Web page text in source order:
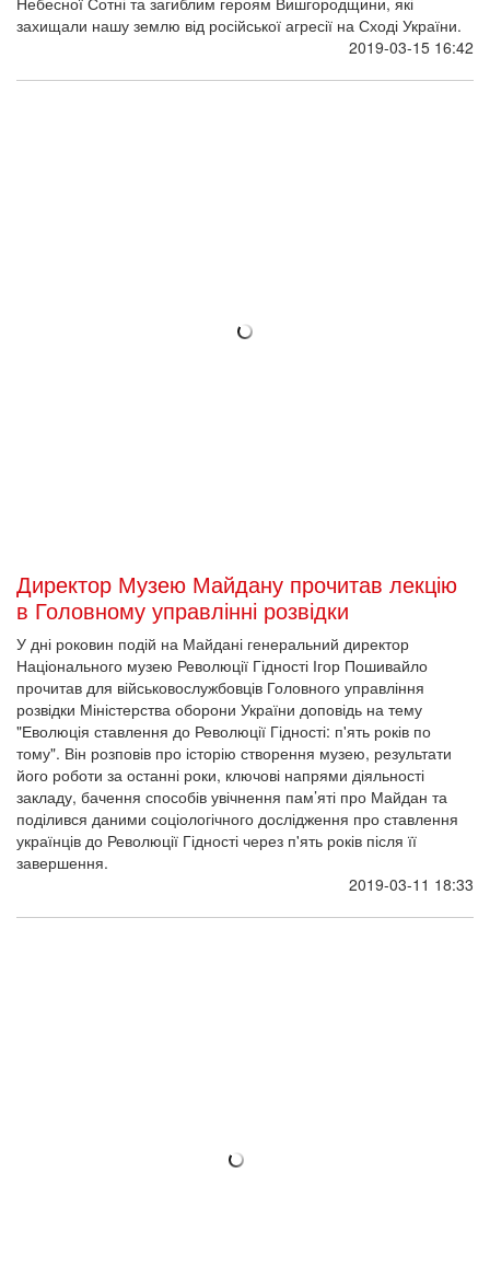
захищали нашу землю від російської агресії на Сході України.
2019-03-15 16:42
Директор Музею Майдану прочитав лекцію
в Головному управлінні розвідки
У дні роковин подій на Майдані генеральний директор
Національного музею Революції Гідності Ігор Пошивайло
прочитав для військовослужбовців Головного управління
розвідки Міністерства оборони України доповідь на тему
"Еволюція ставлення до Революції Гідності: п'ять років по
тому". Він розповів про історію створення музею, результати
його роботи за останні роки, ключові напрями діяльності
закладу, бачення способів увічнення пам’яті про Майдан та
поділився даними соціологічного дослідження про ставлення
українців до Революції Гідності через п'ять років після її
завершення.
2019-03-11 18:33